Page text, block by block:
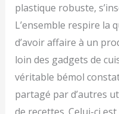
plastique robuste,
L’ensemble respire la
d’avoir affaire à un
loin des gadgets de
véritable bémol
partagé par d’autres